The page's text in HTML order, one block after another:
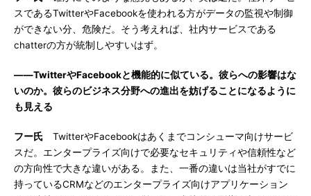
スであるTwitterやFacebookを使われる方がデータの監視や制御
ができない分、危険だ。そう考えれば、社内サービスである
chatterの方が統制しやすいはず。
――TwitterやFacebookと機能的に似ている。彼らへの影響はな
いのか。彼らのビジネス分野への進出を妨げることになるように
も見える
フー氏 TwitterやFacebookはあくまでコンシューマ向けサービ
スだ。エンタープライズ向けで必要なセキュリティや信頼性など
の方向性で大きな違いがある。また、一番の違いは当社がすでに
持っているCRMなどのエンタープライズ向けアプリケーション